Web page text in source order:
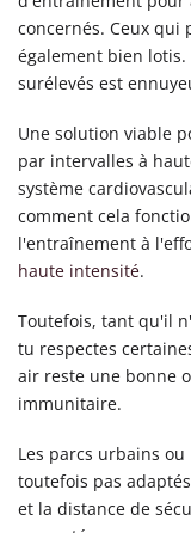
concernés. Ceux
également bien
surélevés est
Une solution viable
par intervalles à
système
comment cela
l'entraînement à
haute intensité.
Toutefois, tant qu'il
tu respectes
air reste une bonne
immunitaire.
Les parcs urbains
toutefois pas
et la distance de